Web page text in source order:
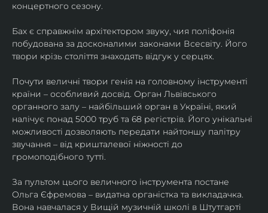
концертного сезону.
Бах є справжнім архітектором звуку, чия поліфонія
побудована за досконалими законами Всесвіту. Його
твори крізь століття знаходять відгук у серцях.
Почути величні твори генія на головному інструменті
країни – особливий досвід. Орган Львівського
органного залу – найбільший орган в Україні, який
налічує понад 5000 труб та 68 регістрів. Його унікальні
можливості дозволяють передати найтоншу палітру
звучання – від кришталевої ніжності до
громоподібного тутті.
За пультом цього величного інструмента постане
Ольга Єфремова – видатна органістка та викладачка.
Вона навчалася у Вищій музичній школі в Штутгарті